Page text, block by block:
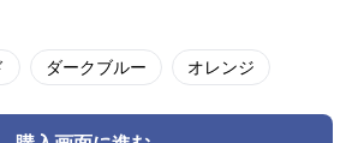
ダークブルー オレンジ